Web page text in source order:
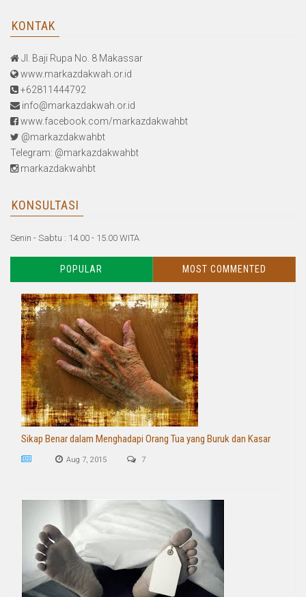
KONTAK
Jl. Baji Rupa No. 8 Makassar
www.markazdakwah.or.id
+62811444792
info@markazdakwah.or.id
www.facebook.com/markazdakwahbt
@markazdakwahbt
Telegram: @markazdakwahbt
markazdakwahbt
KONSULTASI
Senin - Sabtu : 14.00 - 15.00 WITA
POPULAR MOST COMMENTED
Sikap Benar dalam Menghadapi Orang Tua yang Buruk dan Kasar
Aug 7, 2015 7